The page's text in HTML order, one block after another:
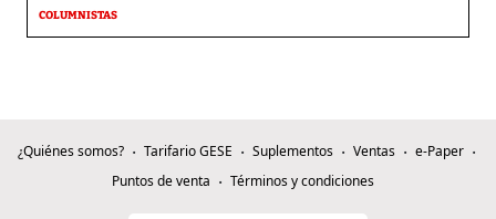
COLUMNISTAS
¿Quiénes somos? Tarifario GESE Suplementos Ventas
e-Paper
Puntos de venta
Términos y condiciones